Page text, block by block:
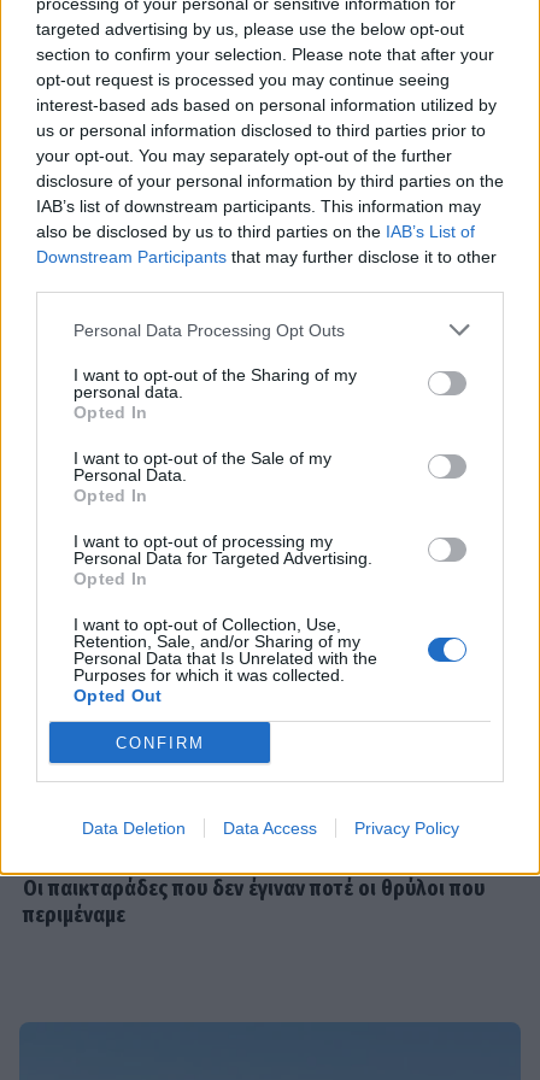
targeted advertising by us, please use the below opt-out
section to confirm your selection. Please note that after your
opt-out request is processed you may continue seeing
interest-based ads based on personal information utilized by
us or personal information disclosed to third parties prior to
your opt-out. You may separately opt-out of the further
disclosure of your personal information by third parties on the
IAB’s list of downstream participants. This information may
also be disclosed by us to third parties on the IAB’s List of
Downstream Participants that may further disclose it to other
Personal Data Processing Opt Outs
I want to opt-out of the Sharing of my
personal data.
Opted In
I want to opt-out of the Sale of my
Personal Data.
Opted In
I want to opt-out of processing my
Personal Data for Targeted Advertising.
Opted In
I want to opt-out of Collection, Use,
Retention, Sale, and/or Sharing of my
Personal Data that Is Unrelated with the
Purposes for which it was collected.
Opted Out
CONFIRM
Data Deletion Data Access Privacy Policy
Νταγκ και Τζούλι Πιτ: Τα αδέλφια του
Μπραντ Πιτ που επέλεξαν μια
αλλιώτικη ζωή! Με τι ασχολούνται
Δήμητρα Κολλά: Προσπαθώ να
SHOWBIZ
Λάμπρος Κωνσταντάρας: Τα πρώτα
γενέθλια χωρίς τον πατέρα
του-«Xωρίς εσένα, σαν να μην είναι
γιορτές»
SHOWBIZ
Με μπικίνι στη Μύκονο η Δέσποινα
Μοιραράκη
SHOWBIZ
Άννα Πρέλεβιτς: Με τις δίδυμες κόρες
της στο σπίτι - Το όμορφο
στιγμιότυπο
Τι είναι το «σύννεφο φωτιάς» -pyrocumulus ή
πυροσωρείτης: Δείτε βίντεο της πυρκαγιάς στον
Κιθαιρώνα
Οι παικταράδες που δεν έγιναν ποτέ οι θρύλοι που
περιμέναμε